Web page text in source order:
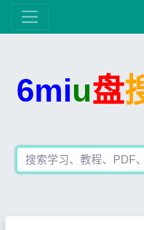
6miu盘